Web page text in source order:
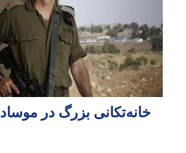
خانه‌تکانی بزرگ در موساد